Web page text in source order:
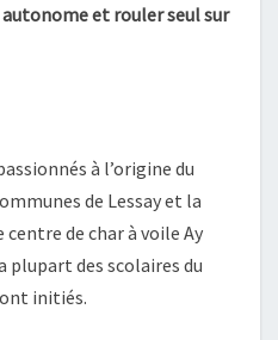
et rouler seul sur
à l’origine du
de Lessay et la
de char à voile Ay
plupart des scolaires du
initiés.